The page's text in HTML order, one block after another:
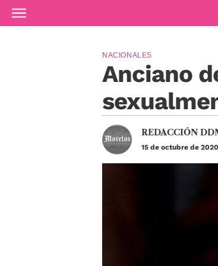
Ir al contenido principal
Anciano
NACIONALES
REDACCIÓN
15 de octubre de